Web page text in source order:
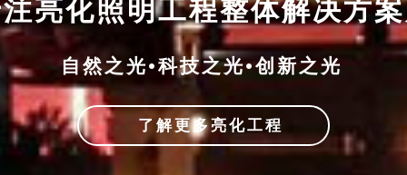
亮化照明工程整体解决方
自然之光•科技之光•创新之光
了解更多亮化工程